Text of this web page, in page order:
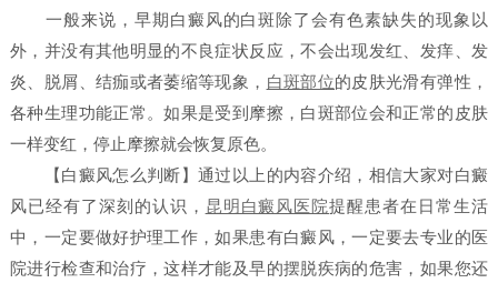
一般来说，早期白癜风的白斑除了会有色素缺失的现象以
外，并没有其他明显的不良症状反应，不会出现发红、发痒、发
炎、脱屑、结痂或者萎缩等现象， 白斑部位的皮肤光滑有弹性，
各种生理功能正常。如果是受到摩擦，白斑部位会和正常的皮肤
一样变红，停止摩擦就会恢复原色。
【白癜风怎么判断】通过以上的内容介绍，相信大家对白癜
风已经有了深刻的认识， 昆明白癜风医院提醒患者在日常生活
中，一定要做好护理工作，如果患有白癜风，一定要去专业的医
院进行检查和治疗，这样才能及早的摆脱疾病的危害，如果您还